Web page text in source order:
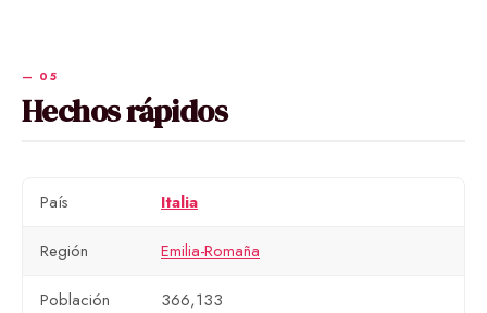
Hechos rápidos
País Italia
Región Emilia-Romaña
Población 366,133